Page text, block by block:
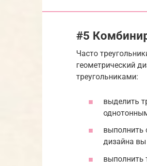
#5
Часто
геометрический
треугольниками:
выделить
выполнить
дизайна
выполнить